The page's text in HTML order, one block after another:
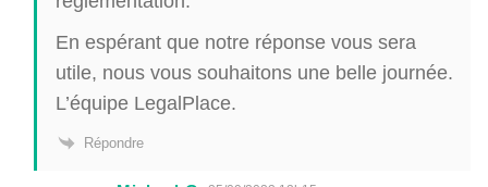
En espérant que notre réponse vous sera
utile, nous vous souhaitons une belle journée.
L’équipe LegalPlace.
Répondre